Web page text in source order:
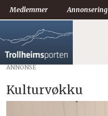
Medlemmer Annonsering
ANNONSE
Kulturvøkku